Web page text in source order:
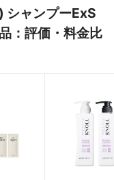
シャンプーExS
：評価・料金比